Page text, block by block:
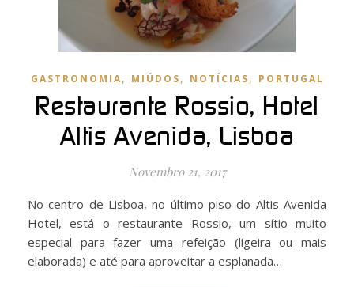
GASTRONOMIA, MIÚDOS, NOTÍCIAS, PORTUGAL
Restaurante Rossio, Hotel
Altis Avenida, Lisboa
Novembro 21, 2017
No centro de Lisboa, no último piso do Altis Avenida
Hotel, está o restaurante Rossio, um sítio muito
especial para fazer uma refeição (ligeira ou mais
elaborada) e até para aproveitar a esplanada…